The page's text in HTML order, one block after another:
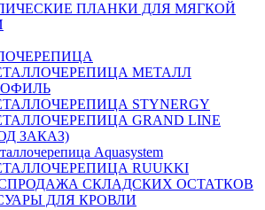
ПЛАНКИ ДЛЯ МЯГКОЙ
МЕТАЛЛ
STYNERGY
GRAND LINE
ЗАКАЗ)
Aquasystem
RUUKKI
СКЛАДСКИХ ОСТАТКОВ
ДЛЯ КРОВЛИ